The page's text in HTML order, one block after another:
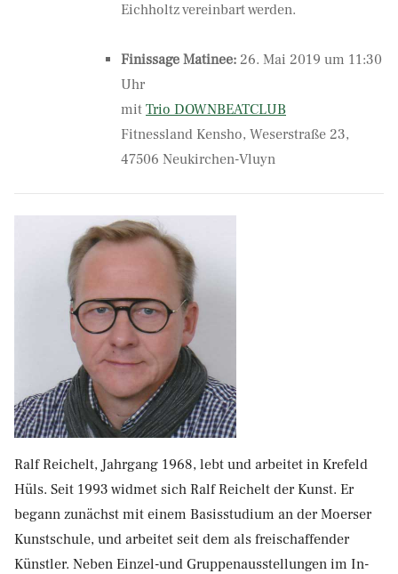
Eichholtz vereinbart werden.
Finissage Matinee: 26. Mai 2019 um 11:30
Uhr
mit Trio DOWNBEATCLUB
Fitnessland Kensho, Weserstraße 23,
47506 Neukirchen-Vluyn
Ralf Reichelt, Jahrgang 1968, lebt und arbeitet in Krefeld
Hüls. Seit 1993 widmet sich Ralf Reichelt der Kunst. Er
begann zunächst mit einem Basisstudium an der Moerser
Kunstschule, und arbeitet seit dem als freischaffender
Künstler. Neben Einzel-und Gruppenausstellungen im In-